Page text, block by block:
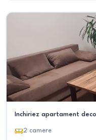
Inchiriez apartament
2 camere